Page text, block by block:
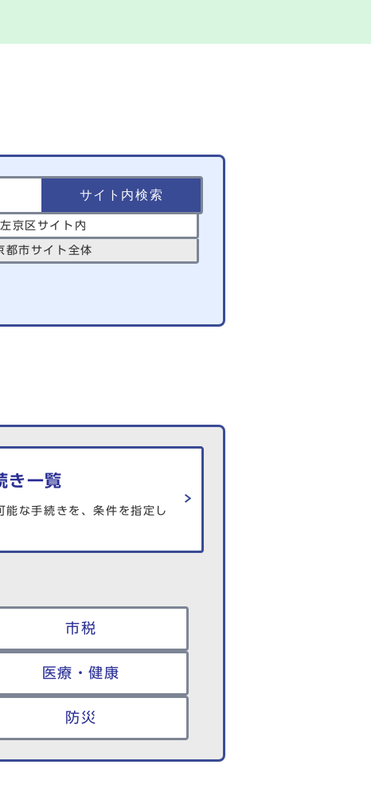
左京区サイト内
都市サイト全体
き一覧
能な手続きを、条件を指定し
市税
医療・健康
防災